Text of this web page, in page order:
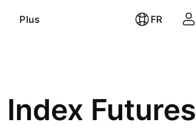
Plus FR
Futures